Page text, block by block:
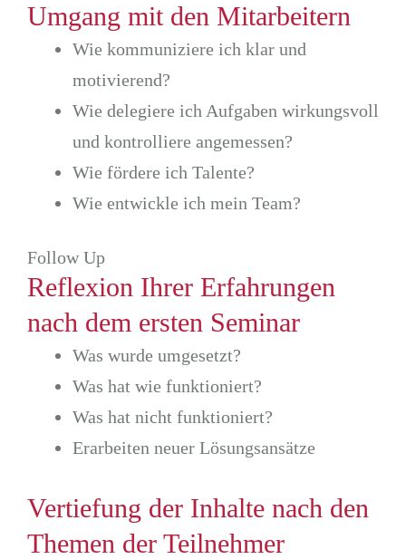
Umgang mit den Mitarbeitern
Wie kommuniziere ich klar und
motivierend?
Wie delegiere ich Aufgaben wirkungsvoll
und kontrolliere angemessen?
Wie fördere ich Talente?
Wie entwickle ich mein Team?
Follow Up
Reflexion Ihrer Erfahrungen
nach dem ersten Seminar
Was wurde umgesetzt?
Was hat wie funktioniert?
Was hat nicht funktioniert?
Erarbeiten neuer Lösungsansätze
Vertiefung der Inhalte nach den
Themen der Teilnehmer